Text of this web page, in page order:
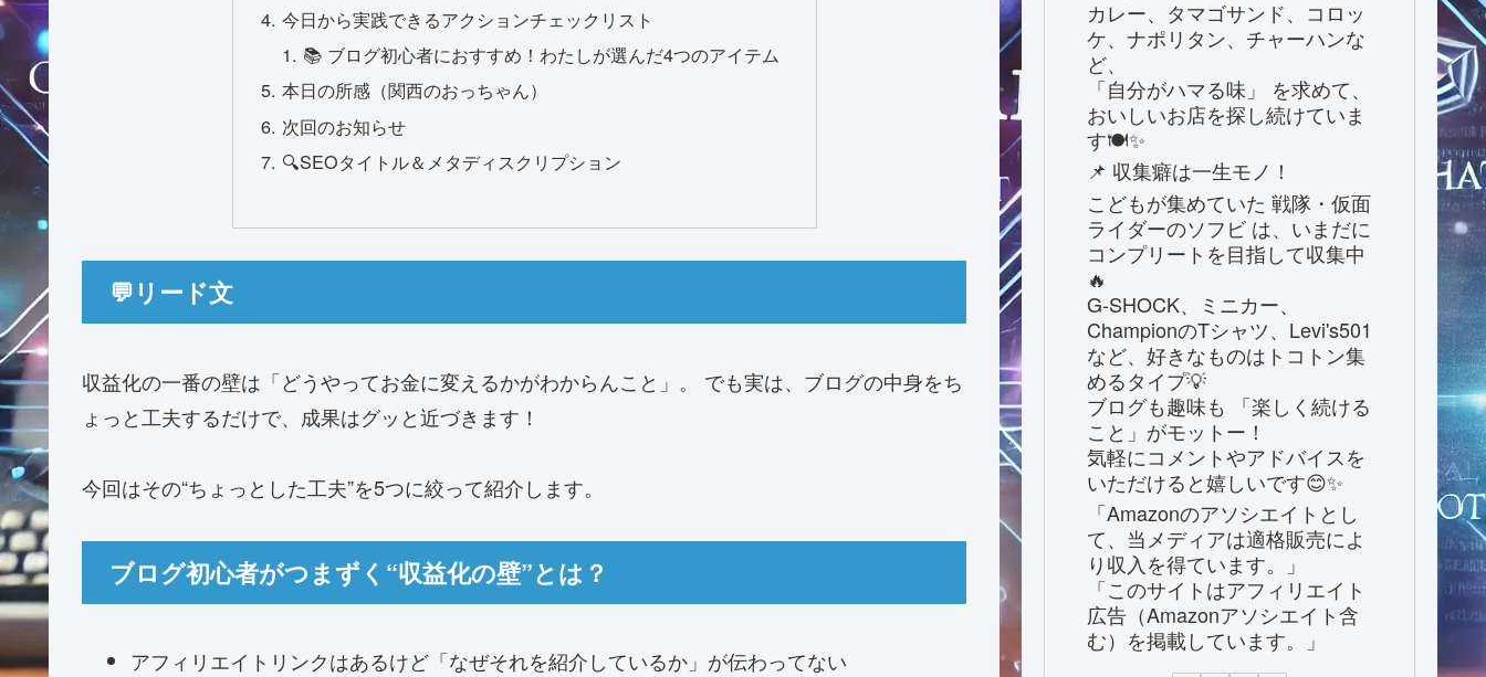
今日から実践できるアクションチェックリスト
📚 ブログ初心者におすすめ！わたしが選んだ4つのアイテム
本日の所感（関西のおっちゃん）
次回のお知らせ
🔍SEOタイトル＆メタディスクリプション
💬リード文
収益化の一番の壁は「どうやってお金に変えるかがわからんこと」。 でも実は、ブログの中身をち
ょっと工夫するだけで、成果はグッと近づきます！
今回はその“ちょっとした工夫”を5つに絞って紹介します。
ブログ初心者がつまずく“収益化の壁”とは？
アフィリエイトリンクはあるけど「なぜそれを紹介しているか」が伝わってない
カレー、タマゴサンド、コロッ
ケ、ナポリタン、チャーハンな
ど、
「自分がハマる味」 を求めて、
おいしいお店を探し続けていま
す🍽️✨
📌 収集癖は一生モノ！
こどもが集めていた 戦隊・仮面
ライダーのソフビ は、いまだに
コンプリートを目指して収集中
🔥
G-SHOCK、ミニカー、
ChampionのTシャツ、Levi's501
など、好きなものはトコトン集
めるタイプ💡
ブログも趣味も 「楽しく続ける
こと」がモットー！
気軽にコメントやアドバイスを
いただけると嬉しいです😊✨
「Amazonのアソシエイトとし
て、当メディアは適格販売によ
り収入を得ています。」
「このサイトはアフィリエイト
広告（Amazonアソシエイト含
む）を掲載しています。」